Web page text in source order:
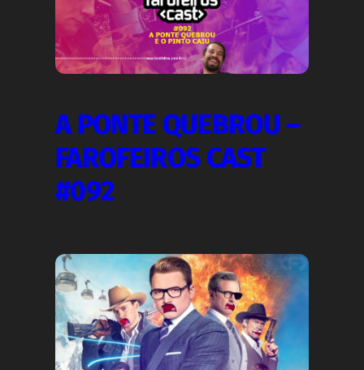
A PONTE QUEBROU –
FAROFEIROS CAST
#092